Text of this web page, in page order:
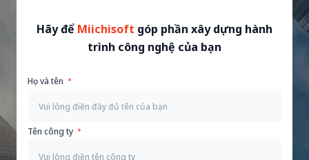
Hãy để Miichisoft góp phần xây dựng hành
trình công nghệ của bạn
Họ và tên
Tên công ty